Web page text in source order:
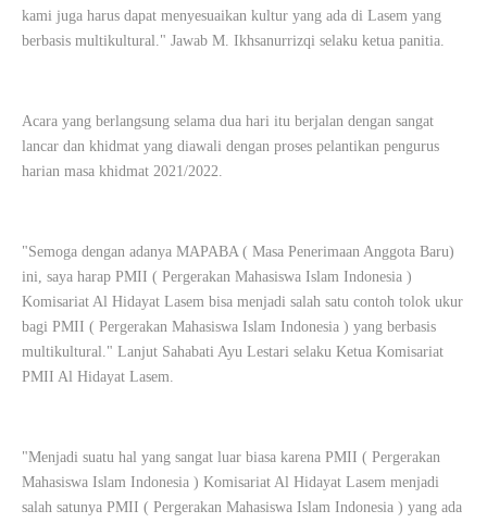
kami juga harus dapat menyesuaikan kultur yang ada di Lasem yang
berbasis multikultural." Jawab M. Ikhsanurrizqi selaku ketua panitia.
Acara yang berlangsung selama dua hari itu berjalan dengan sangat
lancar dan khidmat yang diawali dengan proses pelantikan pengurus
harian masa khidmat 2021/2022.
"Semoga dengan adanya MAPABA ( Masa Penerimaan Anggota Baru)
ini, saya harap PMII ( Pergerakan Mahasiswa Islam Indonesia )
Komisariat Al Hidayat Lasem bisa menjadi salah satu contoh tolok ukur
bagi PMII ( Pergerakan Mahasiswa Islam Indonesia ) yang berbasis
multikultural." Lanjut Sahabati Ayu Lestari selaku Ketua Komisariat
PMII Al Hidayat Lasem.
"Menjadi suatu hal yang sangat luar biasa karena PMII ( Pergerakan
Mahasiswa Islam Indonesia ) Komisariat Al Hidayat Lasem menjadi
salah satunya PMII ( Pergerakan Mahasiswa Islam Indonesia ) yang ada